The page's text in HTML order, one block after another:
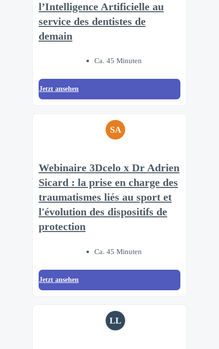
l’Intelligence Artificielle au
service des dentistes de
demain
Ca. 45 Minuten
Jetzt ansehen
SA
Webinaire 3Dcelo x Dr Adrien
Sicard : la prise en charge des
traumatismes liés au sport et
l'évolution des dispositifs de
protection
Ca. 45 Minuten
Jetzt ansehen
LL